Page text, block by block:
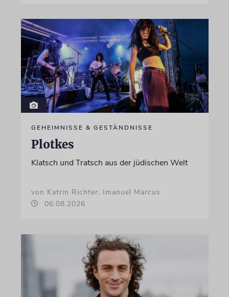
GEHEIMNISSE & GESTÄNDNISSE
Plotkes
Klatsch und Tratsch aus der jüdischen Welt
von Katrin Richter, Imanuel Marcus
06.08.2026